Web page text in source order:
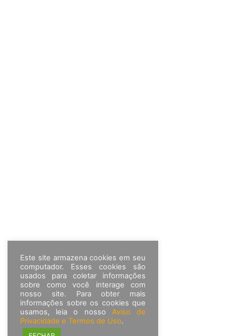
Este site armazena cookies em seu
computador. Esses cookies são
usados para coletar informações
sobre como você interage com
nosso site. Para obter mais
informações sobre os cookies que
usamos, leia o nosso Aviso de
Privacidade e Termos de Uso.